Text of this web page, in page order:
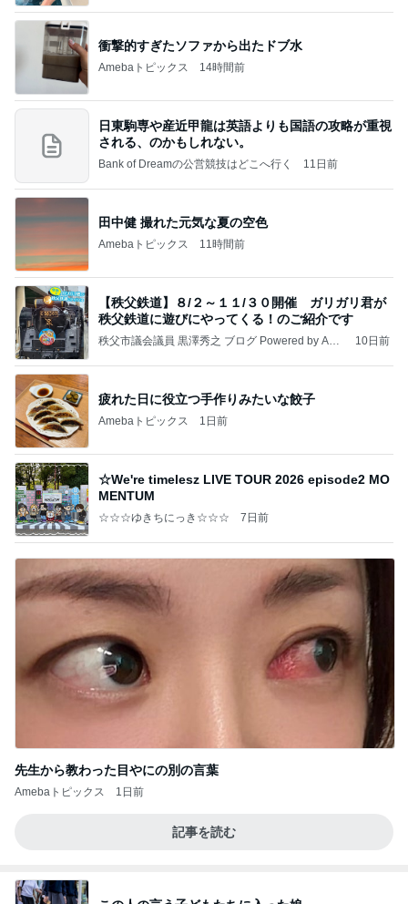
衝撃的すぎたソファから出たドブ水
Amebaトピックス 14時間前
日東駒専や産近甲龍は英語よりも国語の攻略が重視
される、のかもしれない。
Bank of Dreamの公営競技はどこへ行く 11日前
田中健 撮れた元気な夏の空色
Amebaトピックス 11時間前
【秩父鉄道】８/２～１１/３０開催 ガリガリ君が
秩父鉄道に遊びにやってくる！のご紹介です
秩父市議会議員 黒澤秀之 ブログ Powered by Ame
10日前
疲れた日に役立つ手作りみたいな餃子
Amebaトピックス 1日前
☆We're timelesz LIVE TOUR 2026 episode2 MO
MENTUM
☆☆☆ゆきちにっき☆☆☆ 7日前
先生から教わった目やにの別の言葉
Amebaトピックス 1日前
記事を読む